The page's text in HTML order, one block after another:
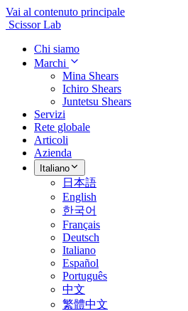
Vai al contenuto principale
Scissor Lab
Chi siamo
Marchi
Mina Shears
Ichiro Shears
Juntetsu Shears
Servizi
Rete globale
Articoli
Azienda
Italiano
日本語
English
한국어
Français
Deutsch
Italiano
Español
Português
中文
繁體中文